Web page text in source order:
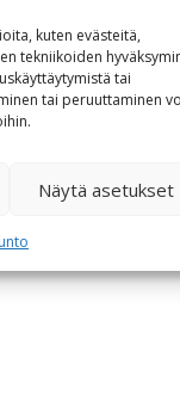
kuten evästeitä,
tekniikoiden
tai
tai peruuttaminen
Näytä asetukset